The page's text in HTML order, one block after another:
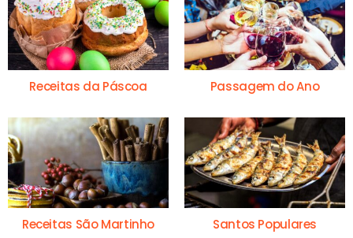
Receitas da Páscoa Passagem do Ano
Receitas São Martinho Santos Populares